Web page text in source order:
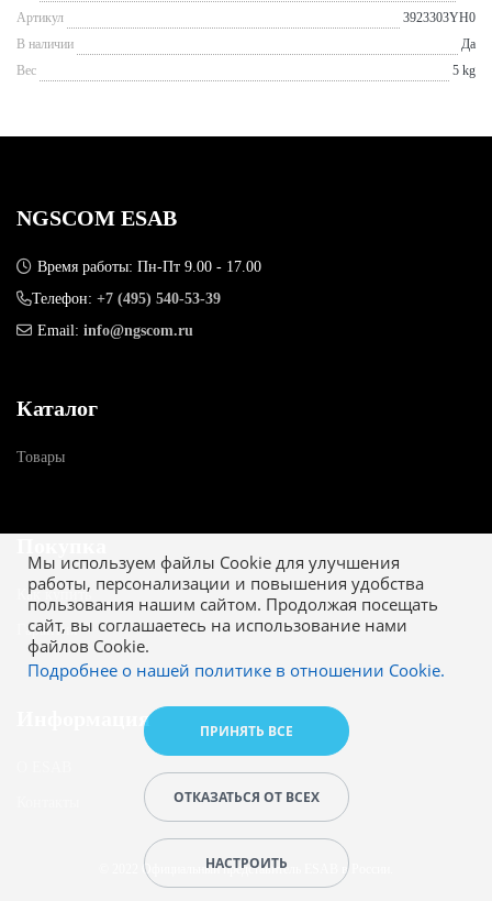
Артикул
3923303YH0
В наличии
Да
Вес
5 kg
Мы используем файлы Cookie для улучшения
работы, персонализации и повышения удобства
пользования нашим сайтом. Продолжая посещать
сайт, вы соглашаетесь на использование нами
файлов Cookie.
Подробнее о нашей политике в отношении Cookie.
ПРИНЯТЬ ВСЕ
ОТКАЗАТЬСЯ ОТ ВСЕХ
НАСТРОИТЬ
NGSCOM ESAB
Время работы: Пн-Пт 9.00 - 17.00
Телефон: +7 (495) 540-53-39
Email: info@ngscom.ru
Каталог
Товары
Как купить
Гарантия
Информация
© 2022 Официальный представитель ESAB в России.